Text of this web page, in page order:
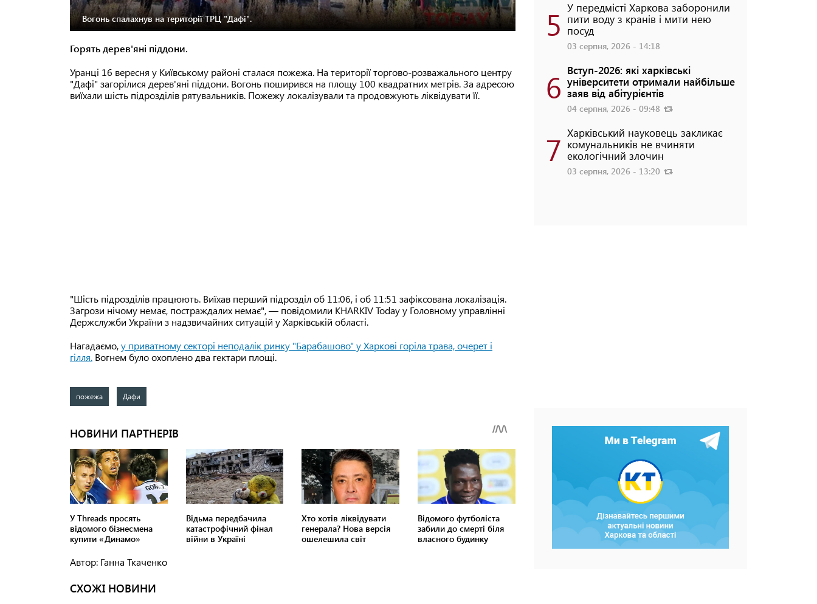
Вогонь спалахнув на території ТРЦ "Дафі".
Горять дерев'яні піддони.
Уранці 16 вересня у Київському районі сталася пожежа. На території торгово-розважального центру
"Дафі" загорілися дерев'яні піддони. Вогонь поширився на площу 100 квадратних метрів. За адресою
виїхали шість підрозділів рятувальників. Пожежу локалізували та продовжують ліквідувати її.
"Шість підрозділів працюють. Виїхав перший підрозділ об 11:06, і об 11:51 зафіксована локалізація.
Загрози нічому немає, постраждалих немає", — повідомили KHARKIV Today у Головному управлінні
Держслужби України з надзвичайних ситуацій у Харківській області.
Нагадаємо,у приватному секторі неподалік ринку "Барабашово" у Харкові горіла трава, очерет і
гілля. Вогнем було охоплено два гектари площі.
пожежа Дафи
Автор: Ганна Ткаченко
СХОЖІ НОВИНИ
5 У передмісті Харкова заборонили
пити воду з кранів і мити нею
посуд
03 серпня, 2026 - 14:18
6 Вступ-2026: які харківські
університети отримали найбільше
заяв від абітурієнтів
04 серпня, 2026 - 09:48
7 Харківський науковець закликає
комунальників не вчиняти
екологічний злочин
03 серпня, 2026 - 13:20